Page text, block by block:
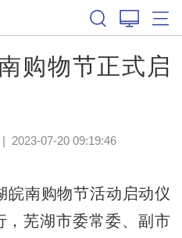
购物节正式启
2023-07-20 09:19:46
南购物节活动启动仪
，芜湖市委常委、副市